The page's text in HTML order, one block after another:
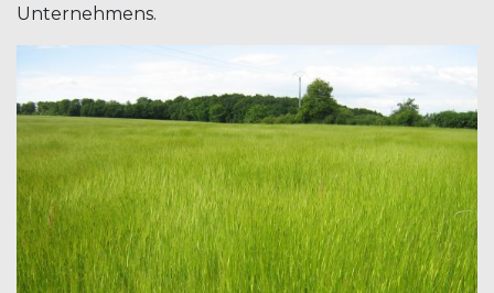
Unternehmens.